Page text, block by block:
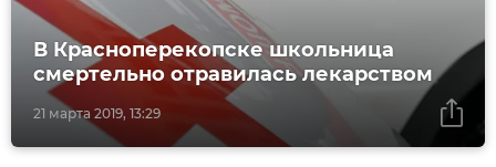
21 марта 2019, 13:29
В Красноперекопске школьница
смертельно отравилась лекарством